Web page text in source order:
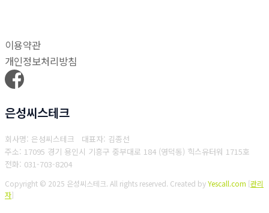
이용약관
개인정보처리방침
은성씨스테크
회사명: 은성씨스테크 대표자: 김종선
주소: 17095 경기 용인시 기흥구 중부대로 184 (영덕동) 힉스유터워 1715호
전화: 031-703-8204
Copyright © 2025 은성씨스테크. All rights reserved. Created byYescall.com [관리
자]